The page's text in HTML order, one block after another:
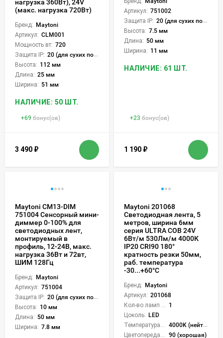
нагрузка 360Вт), 24V
(макс. нагрузка 720Вт)
Бренд: Maytoni
Артикул: CLM001
Мощность вт: 720
Защита IP: 20 (для сухих пом.)
Высота: 112 мм
Длина: 25 мм
Ширина: 51 мм
НАЛИЧИЕ: 50 ШТ.
+69 бонус(ов)
3 490 ₽
Артикул: 751002
Защита IP: 20 (для сухих пом.)
Высота: 7.5 мм
Длина: 50 мм
Ширина: 11 мм
НАЛИЧИЕ: 61 ШТ.
+23 бонус(ов)
1 190 ₽
Maytoni CM13-DIM
751004 Сенсорный мини-
диммер 0-100% для
светодиодных лент,
монтируемый в
профиль, 12-24В, макс.
нагрузка 36Вт и 72вт,
ШИМ 128Гц
Бренд: Maytoni
Артикул: 751004
Защита IP: 20 (для сухих пом.)
Высота: 10 мм
Длина: 50 мм
Ширина: 7.8 мм
Maytoni 201068
Светодиодная лента, 5
метров, ширина 6мм
серия ULTRA COB 24V
6Вт/м 530Лм/м 4000К
IP20 CRI90 180°
кратность резки 50мм,
раб. температура
-30...+60°С
Бренд: Maytoni
Артикул: 201068
1
Цоколь: LED
4000K (нейтральный)
90 (хорошая)